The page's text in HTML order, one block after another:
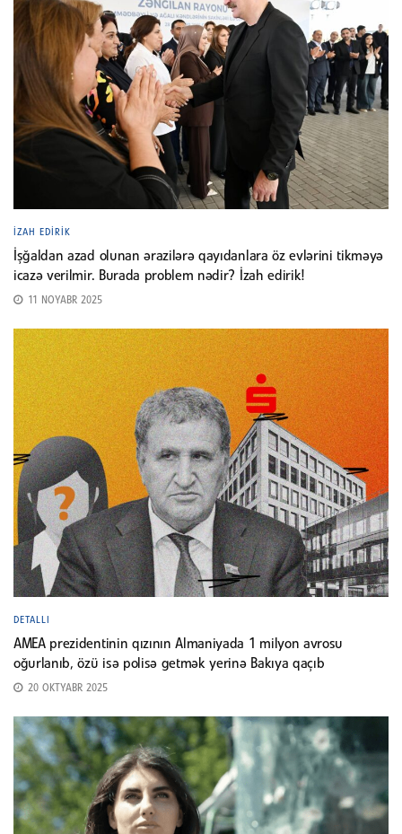
İZAH EDIRIK
İşğaldan azad olunan ərazilərə qayıdanlara öz evlərini tikməyə
icazə verilmir. Burada problem nədir? İzah edirik!
11 NOYABR 2025
DETALLI
AMEA prezidentinin qızının Almaniyada 1 milyon avrosu
oğurlanıb, özü isə polisə getmək yerinə Bakıya qaçıb
20 OKTYABR 2025